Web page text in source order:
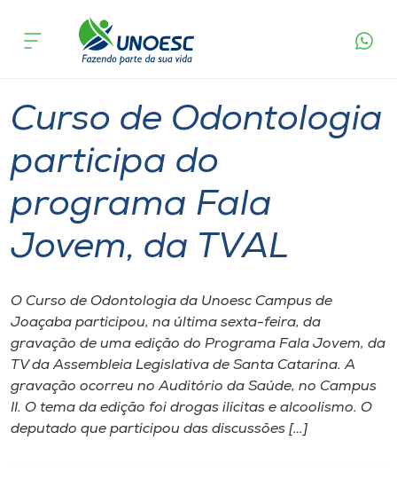
Cursos
Atendimento ao Estudante
Portal de Ensino
A
Unoesc
Internacionalização
I.nova
acontece
Curso de Odontologia
participa do
programa Fala
Jovem, da TVAL
O Curso de Odontologia da Unoesc Campus de
Joaçaba participou, na última sexta-feira, da
gravação de uma edição do Programa Fala Jovem, da
TV da Assembleia Legislativa de Santa Catarina. A
gravação ocorreu no Auditório da Saúde, no Campus
II. O tema da edição foi drogas ilícitas e alcoolismo. O
deputado que participou das discussões […]